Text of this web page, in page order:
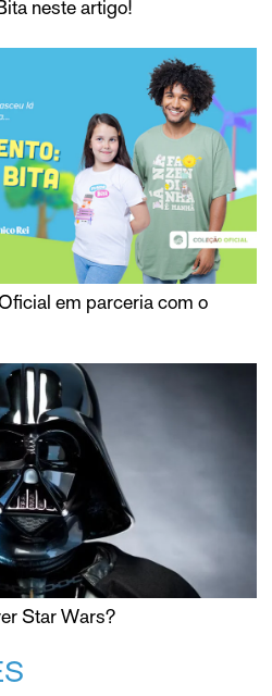
neste artigo!
em parceria com o
Star Wars?